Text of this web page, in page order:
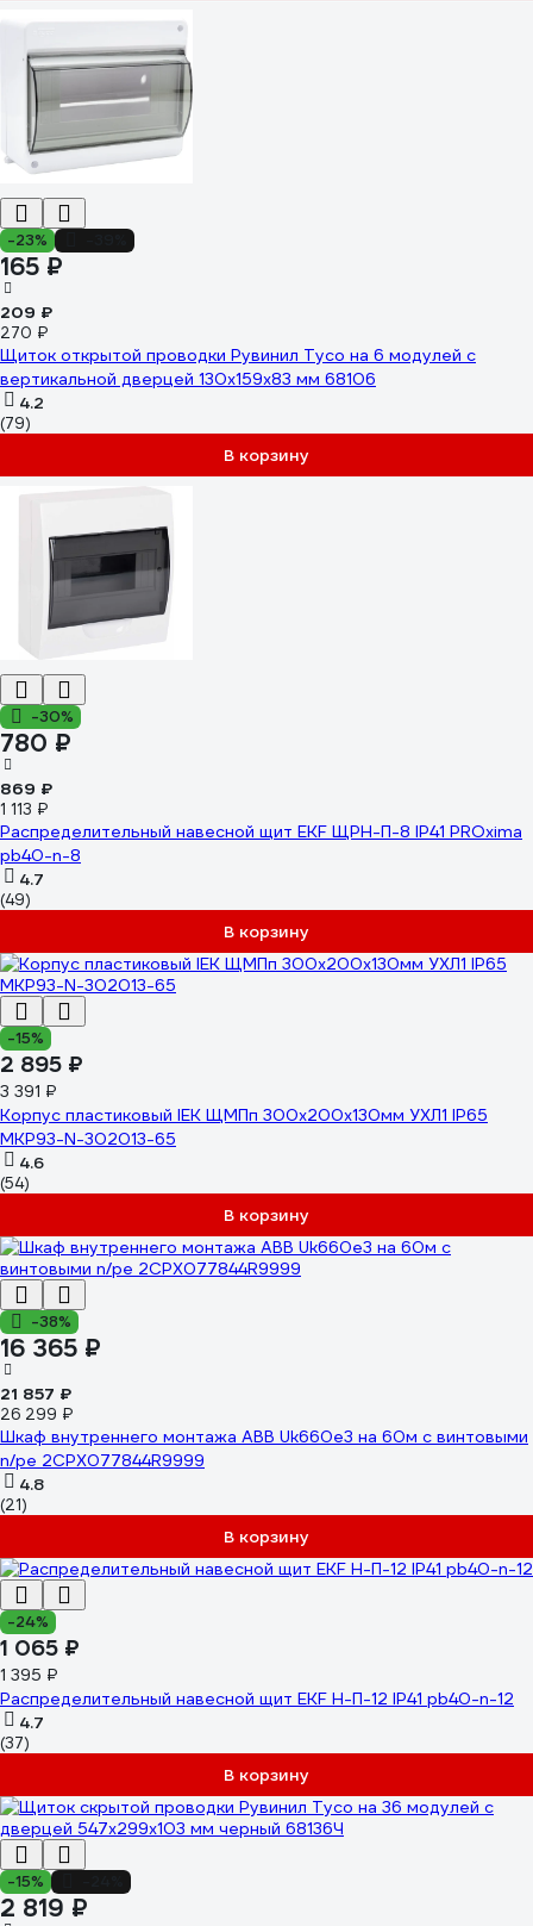
-23%
165 ₽
209 ₽
270 ₽
Щиток открытой проводки Рувинил Тусо на 6 модулей с
вертикальной дверцей 130x159x83 мм 68106
4.2
(79)
В корзину
-30%
780 ₽
869 ₽
1 113 ₽
Распределительный навесной щит EKF ЩРН-П-8 IP41 PROxima
pb40-n-8
4.7
(49)
В корзину
-15%
2 895 ₽
3 391 ₽
Корпус пластиковый IEK ЩМПп 300х200х130мм УХЛ1 IP65
MKP93-N-302013-65
4.6
(54)
В корзину
-38%
16 365 ₽
21 857 ₽
26 299 ₽
Шкаф внутреннего монтажа ABB Uk660e3 на 60м с винтовыми
n/pe 2CPX077844R9999
4.8
(21)
В корзину
-24%
1 065 ₽
1 395 ₽
Распределительный навесной щит EKF Н-П-12 IP41 pb40-n-12
4.7
(37)
В корзину
-15%
2 819 ₽